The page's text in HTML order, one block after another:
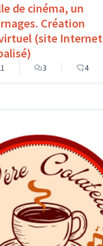
de cinéma, un
Création
(site Internet
3 4